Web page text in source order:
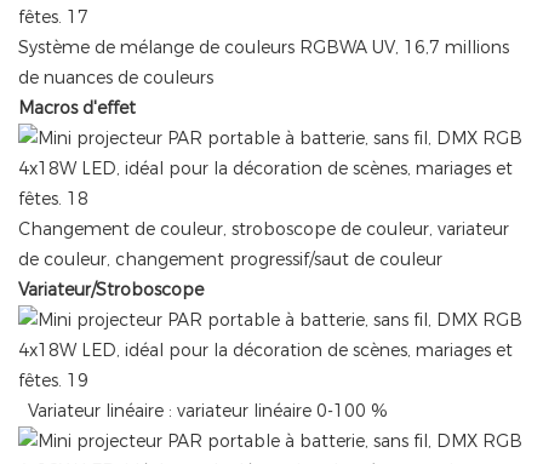
Système de mélange de couleurs RGBWA UV, 16,7 millions
de nuances de couleurs
Macros d'effet
Changement de couleur, stroboscope de couleur, variateur
de couleur, changement progressif/saut de couleur
Variateur/Stroboscope
Variateur linéaire : variateur linéaire 0-100 %